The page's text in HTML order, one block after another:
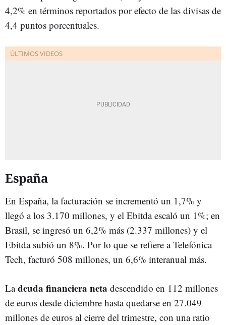
4,2% en términos reportados por efecto de las divisas de
4,4 puntos porcentuales.
España
En España, la facturación se incrementó un 1,7% y
llegó a los 3.170 millones, y el Ebitda escaló un 1%; en
Brasil, se ingresó un 6,2% más (2.337 millones) y el
Ebitda subió un 8%. Por lo que se refiere a Telefónica
Tech, facturó 508 millones, un 6,6% interanual más.
Ladeuda financiera neta descendido en 112 millones
de euros desde diciembre hasta quedarse en 27.049
millones de euros al cierre del trimestre, con una ratio